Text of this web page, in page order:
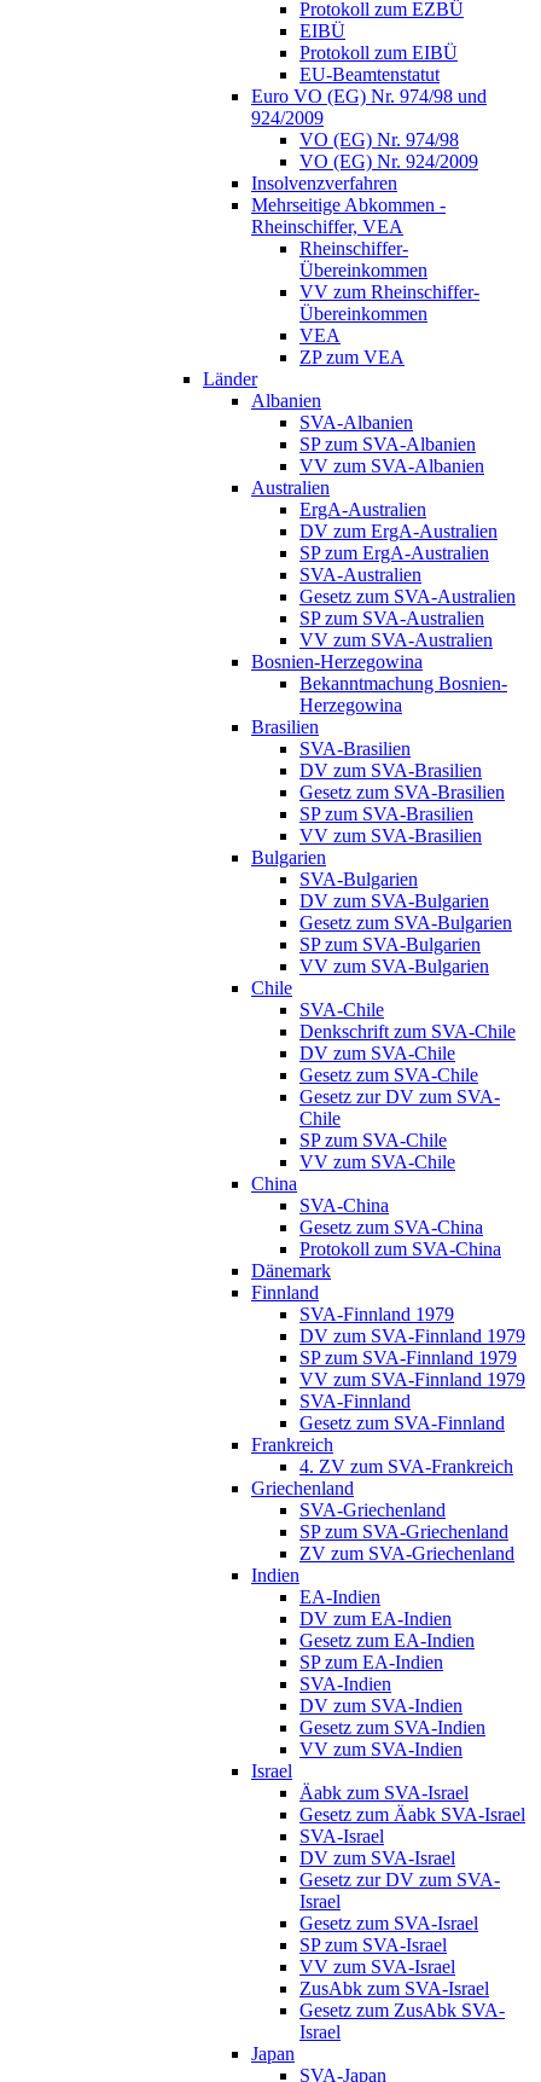
Protokoll zum EZBÜ
EIBÜ
Protokoll zum EIBÜ
EU-Beamtenstatut
Euro VO (EG) Nr. 974/98 und
924/2009
VO (EG) Nr. 974/98
VO (EG) Nr. 924/2009
Insolvenzverfahren
Mehrseitige Abkommen -
Rheinschiffer, VEA
Rheinschiffer-
Übereinkommen
VV zum Rheinschiffer-
Übereinkommen
VEA
ZP zum VEA
Länder
Albanien
SVA-Albanien
SP zum SVA-Albanien
VV zum SVA-Albanien
Australien
ErgA-Australien
DV zum ErgA-Australien
SP zum ErgA-Australien
SVA-Australien
Gesetz zum SVA-Australien
SP zum SVA-Australien
VV zum SVA-Australien
Bosnien-Herzegowina
Bekanntmachung Bosnien-
Herzegowina
Brasilien
SVA-Brasilien
DV zum SVA-Brasilien
Gesetz zum SVA-Brasilien
SP zum SVA-Brasilien
VV zum SVA-Brasilien
Bulgarien
SVA-Bulgarien
DV zum SVA-Bulgarien
Gesetz zum SVA-Bulgarien
SP zum SVA-Bulgarien
VV zum SVA-Bulgarien
Chile
SVA-Chile
Denkschrift zum SVA-Chile
DV zum SVA-Chile
Gesetz zum SVA-Chile
Gesetz zur DV zum SVA-
Chile
SP zum SVA-Chile
VV zum SVA-Chile
China
SVA-China
Gesetz zum SVA-China
Protokoll zum SVA-China
Dänemark
Finnland
SVA-Finnland 1979
DV zum SVA-Finnland 1979
SP zum SVA-Finnland 1979
VV zum SVA-Finnland 1979
SVA-Finnland
Gesetz zum SVA-Finnland
Frankreich
4. ZV zum SVA-Frankreich
Griechenland
SVA-Griechenland
SP zum SVA-Griechenland
ZV zum SVA-Griechenland
Indien
EA-Indien
DV zum EA-Indien
Gesetz zum EA-Indien
SP zum EA-Indien
SVA-Indien
DV zum SVA-Indien
Gesetz zum SVA-Indien
VV zum SVA-Indien
Israel
Äabk zum SVA-Israel
Gesetz zum Äabk SVA-Israel
SVA-Israel
DV zum SVA-Israel
Gesetz zur DV zum SVA-
Israel
Gesetz zum SVA-Israel
SP zum SVA-Israel
VV zum SVA-Israel
ZusAbk zum SVA-Israel
Gesetz zum ZusAbk SVA-
Israel
Japan
SVA-Japan